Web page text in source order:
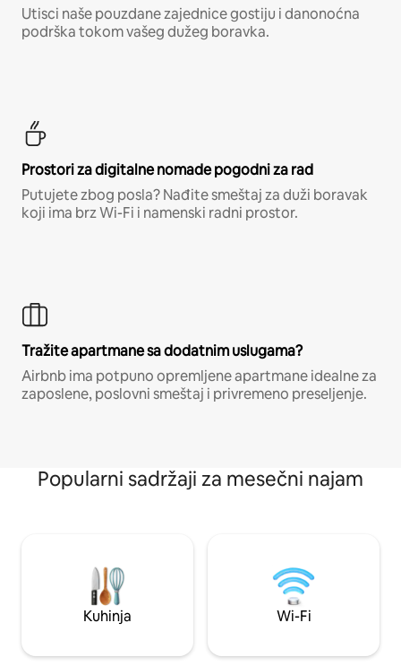
Utisci naše pouzdane zajednice gostiju i danonoćna
podrška tokom vašeg dužeg boravka.
Prostori za digitalne nomade pogodni za rad
Putujete zbog posla? Nađite smeštaj za duži boravak
koji ima brz Wi-Fi i namenski radni prostor.
Tražite apartmane sa dodatnim uslugama?
Airbnb ima potpuno opremljene apartmane idealne za
zaposlene, poslovni smeštaj i privremeno preseljenje.
Popularni sadržaji za mesečni najam
Kuhinja Wi-Fi